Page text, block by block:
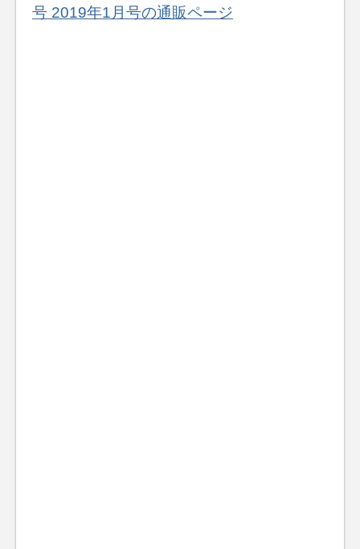
号 2019年1月号の通販ページ